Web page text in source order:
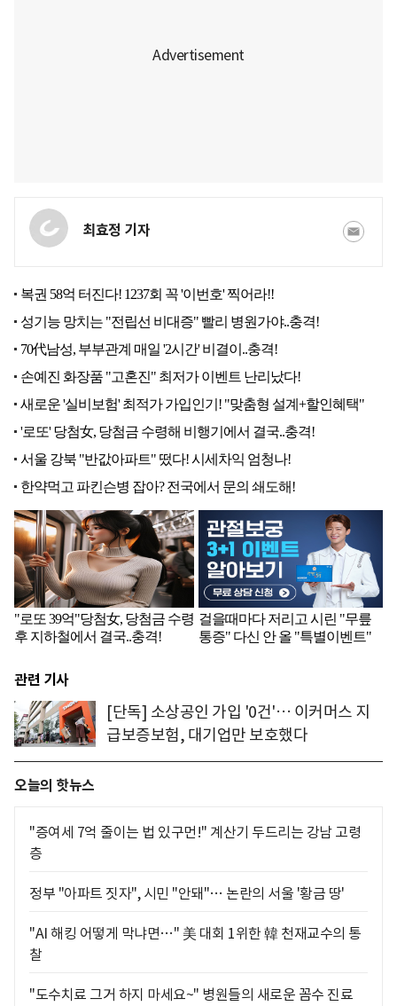
최효정 기자
관련 기사
[단독] 소상공인 가입 '0건'… 이커머스 지
급보증보험, 대기업만 보호했다
오늘의 핫뉴스
"증여세 7억 줄이는 법 있구먼!" 계산기 두드리는 강남 고령
층
정부 "아파트 짓자", 시민 "안돼"… 논란의 서울 '황금 땅'
"AI 해킹 어떻게 막냐면…" 美 대회 1위한 韓 천재교수의 통
찰
"도수치료 그거 하지 마세요~" 병원들의 새로운 꼼수 진료